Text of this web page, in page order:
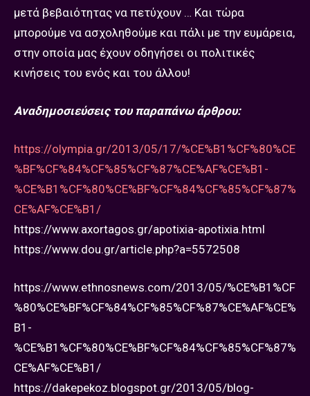
μετά βεβαιότητας να πετύχουν … Και τώρα
μπορούμε να ασχοληθούμε και πάλι με την ευμάρεια,
στην οποία μας έχουν οδηγήσει οι πολιτικές
κινήσεις του ενός και του άλλου!
Αναδημοσιεύσεις του παραπάνω άρθρου:
https://olympia.gr/2013/05/17/%CE%B1%CF%80%CE
%BF%CF%84%CF%85%CF%87%CE%AF%CE%B1-
%CE%B1%CF%80%CE%BF%CF%84%CF%85%CF%87%
CE%AF%CE%B1/
https://www.axortagos.gr/apotixia-apotixia.html
https://www.dou.gr/article.php?a=5572508
https://www.ethnosnews.com/2013/05/%CE%B1%CF
%80%CE%BF%CF%84%CF%85%CF%87%CE%AF%CE%
B1-
%CE%B1%CF%80%CE%BF%CF%84%CF%85%CF%87%
CE%AF%CE%B1/
https://dakepekoz.blogspot.gr/2013/05/blog-